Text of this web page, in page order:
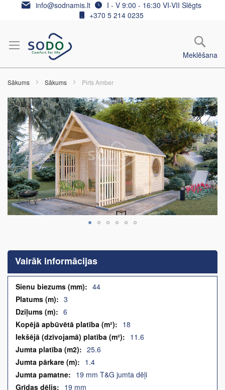
Skip info@sodnamis.lt
I - V 9:00 - 16:30 VI-VII Slēgts
+370 5 214 0235
Meklēšana
Sākums Sākums Pirts Amber
Iet
uz
galerijas
beigām
galerijas
sākumu
Vairāk informācijas
Vairāk
informācijas
44
3
6
18
11.6
25.6
1.4
19 mm T&G jumta dēļi
19 mm